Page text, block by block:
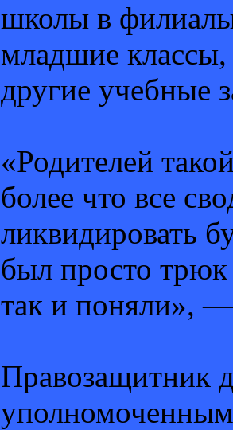
школы в
младшие классы,
другие учебные
«Родителей
более что все
ликвидировать
был просто трюк
так и поняли»,
Правозащитник